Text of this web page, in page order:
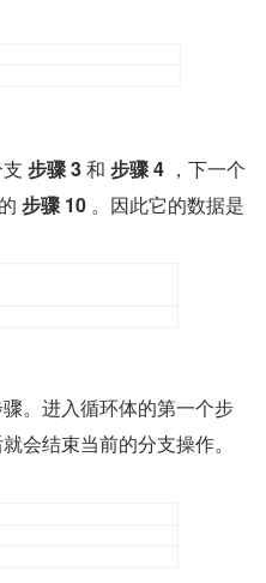
步骤 3 和 步骤 4 ，下一个
步骤 10 。因此它的数据是
骤。进入循环体的第一个步
会结束当前的分支操作。